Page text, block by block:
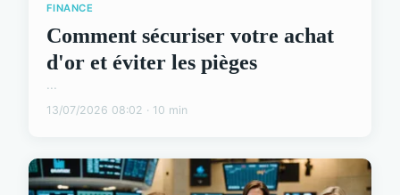
FINANCE
Comment sécuriser votre achat
d'or et éviter les pièges
...
13/07/2026 08:02 · 10 min